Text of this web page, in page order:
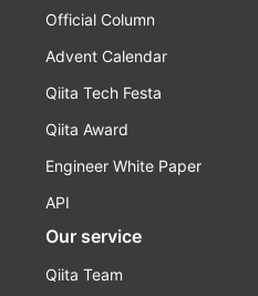
Official Column
Advent Calendar
Qiita Tech Festa
Qiita Award
Engineer White Paper
API
Our service
Qiita Team